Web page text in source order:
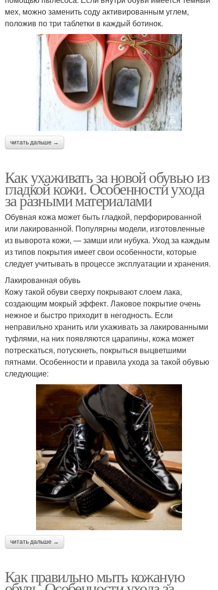
мех, можно заменить соду активированным углем,
положив по три таблетки в каждый ботинок.
читать дальше →
Как ухаживать за новой обувью из
гладкой кожи. Особенности ухода
за разными материалами
Обувная кожа может быть гладкой, перфорированной
или лакированной. Популярны модели, изготовленные
из выворота кожи, — замши или нубука. Уход за каждым
из типов покрытия имеет свои особенности, которые
следует учитывать в процессе эксплуатации и хранения.
Лакированная обувь
Кожу такой обуви сверху покрывают слоем лака,
создающим мокрый эффект. Лаковое покрытие очень
нежное и быстро приходит в негодность. Если
неправильно хранить или ухаживать за лакированными
туфлями, на них появляются царапины, кожа может
потрескаться, потускнеть, покрыться выцветшими
пятнами. Особенности и правила ухода за такой обувью
следующие:
читать дальше →
Как правильно мыть кожаную